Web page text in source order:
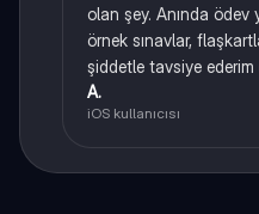
olan şey. Anında ödev
örnek sınavlar,
şiddetle tavsiye ederim
A.
iOS kullanıcısı